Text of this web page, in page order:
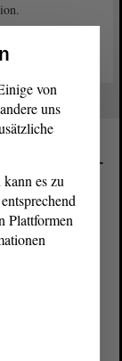
Sachsen-
von
uns
es zu
Plattformen